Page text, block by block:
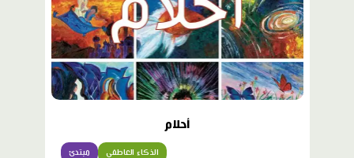
أحلام
مبتدئ الذكاء العاطفي